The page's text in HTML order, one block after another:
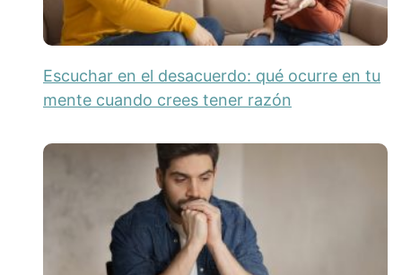
Escuchar en el desacuerdo: qué ocurre en tu
mente cuando crees tener razón